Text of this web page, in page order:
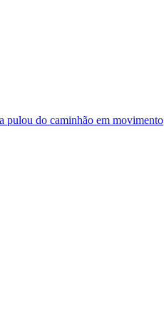
pulou do caminhão em movimento